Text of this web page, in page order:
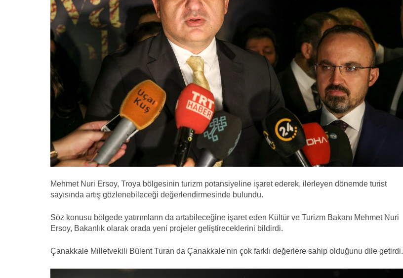
Mehmet Nuri Ersoy, Troya bölgesinin turizm potansiyeline işaret ederek, ilerleyen dönemde turist
sayısında artış gözlenebileceği değerlendirmesinde bulundu.
Söz konusu bölgede yatırımların da artabileceğine işaret eden Kültür ve Turizm Bakanı Mehmet Nuri
Ersoy, Bakanlık olarak orada yeni projeler geliştireceklerini bildirdi.
Çanakkale Milletvekili Bülent Turan da Çanakkale'nin çok farklı değerlere sahip olduğunu dile getirdi.